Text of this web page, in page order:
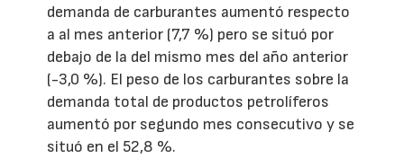
demanda de carburantes aumentó respecto
a al mes anterior (7,7 %) pero se situó por
debajo de la del mismo mes del año anterior
(-3,0 %). El peso de los carburantes sobre la
demanda total de productos petrolíferos
aumentó por segundo mes consecutivo y se
situó en el 52,8 %.